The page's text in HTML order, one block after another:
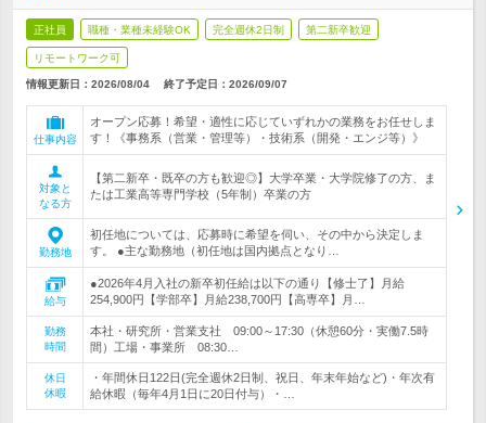
正社員 職種・業種未経験OK 完全週休2日制 第二新卒歓迎
リモートワーク可
情報更新日：2026/08/04 終了予定日： 2026/09/07
仕事内容
オープン応募！希望・適性に応じていずれかの業務をお任せしま
す！《事務系（営業・管理等）・技術系（開発・エンジ等）》
対象と
なる方
【第二新卒・既卒の方も歓迎◎】大学卒業・大学院修了の方、ま
たは工業高等専門学校（5年制）卒業の方
勤務地
初任地については、応募時に希望を伺い、その中から決定しま
す。 ●主な勤務地（初任地は国内拠点となり…
給与
●2026年4月入社の新卒初任給は以下の通り【修士了】月給
254,900円【学部卒】月給238,700円【高専卒】月…
勤務
時間
本社・研究所・営業支社 09:00～17:30（休憩60分・実働7.5時
間）工場・事業所 08:30…
休日
休暇
・年間休日122日(完全週休2日制、祝日、年末年始など)・年次有
給休暇（毎年4月1日に20日付与）・…